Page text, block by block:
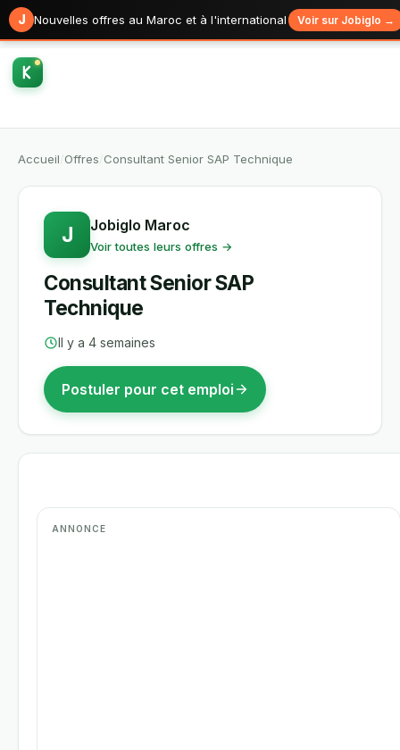
J Nouvelles offres au Maroc et à l'international Voir sur Jobiglo →
Accueil Offres Consultant Senior SAP Technique
J Jobiglo Maroc
Voir toutes leurs offres →
Consultant Senior SAP
Technique
Il y a 4 semaines
Postuler pour cet emploi